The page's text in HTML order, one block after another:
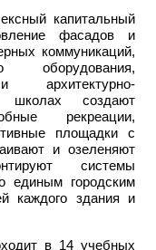
капитальный
фасадов и
коммуникаций,
оборудования,
архитектурно-
школах создают
рекреации,
площадки с
и озеленяют
системы
единым городским
каждого здания и
в 14 учебных